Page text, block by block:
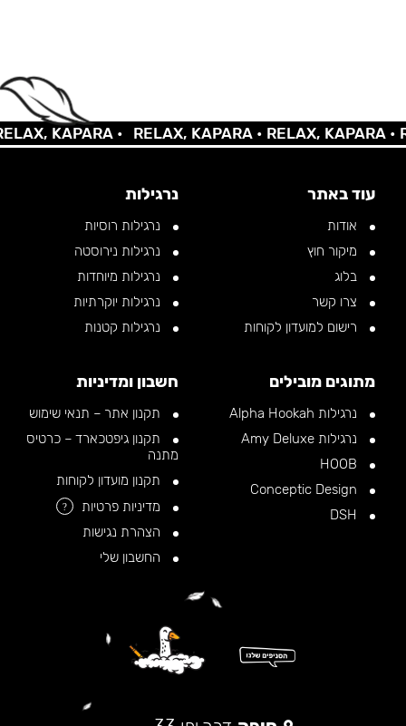
KAPARA • RELAX, KAPARA •RELAX, KAPARA •
עוד באתר
אודות
מיקור חוץ
בלוג
צרו קשר
רישום למועדון לקוחות
נרגילות
נרגילות רוסיות
נרגילות נירוסטה
נרגילות מיוחדות
נרגילות יוקרתיות
נרגילות קטנות
מתוגים מובילים
נרגילות Alpha Hookah
נרגילות Amy Deluxe
חשבון ומדיניות
תקנון אתר – תנאי שימוש
תקנון גיפטכארד – כרטיס
מתנה
תקנון מועדון לקוחות
מדיניות פרטיות
?
הצהרת נגישות
החשבון שלי